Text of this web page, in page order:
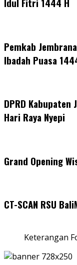
Idul Fitri 1444 H
Pemkab
Ibadah Puasa
DPRD Kabupaten
Hari Raya Nyepi
Grand Opening
CT-SCAN RSU
Keterangan